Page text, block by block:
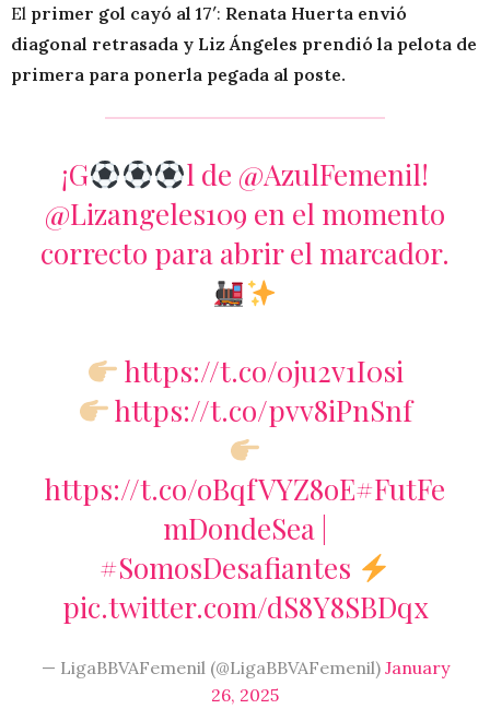
El primer gol cayó al 17′: Renata Huerta envió
diagonal retrasada y Liz Ángeles prendió la pelota de
primera para ponerla pegada al poste.
¡G l de @AzulFemenil!
@Lizangeles109 en el momento
correcto para abrir el marcador.
https://t.co/0ju2v1I0si
https://t.co/pvv8iPnSnf
https://t.co/oBqfVYZ8oE#FutFe
mDondeSea
#SomosDesafiantes
pic.twitter.com/dS8Y8SBDqx
— LigaBBVAFemenil (@LigaBBVAFemenil) January
26, 2025